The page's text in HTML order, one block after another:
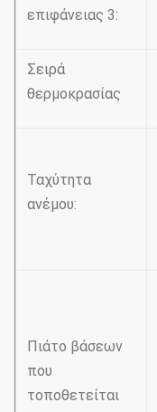
επιφάνειας 3:
Σειρά
θερμοκρασίας
Ταχύτητα
ανέμου:
Πιάτο βάσεων
που
τοποθετείται